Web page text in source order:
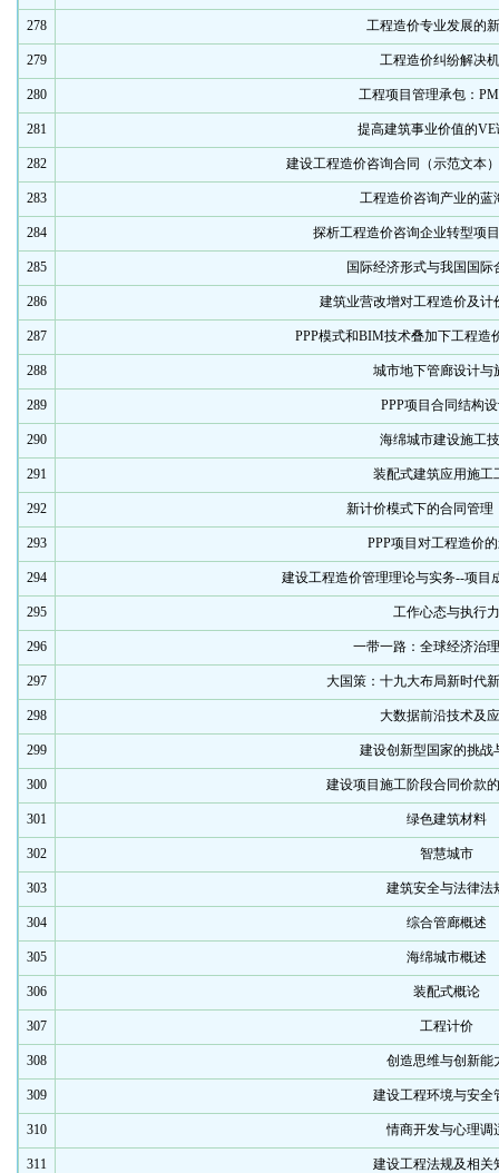
278 工程造价专业发展的
279 工程造价纠纷解决
280 工程项目管理承包：
281 提高建筑事业价值的VE
282 建设工程造价咨询合同（示范文本
283 工程造价咨询产业的蓝
284 探析工程造价咨询企业转型项
285 国际经济形式与我国国际
286 建筑业营改增对工程造价及计
287 PPP模式和BIM技术叠加下工程造
288 城市地下管廊设计与
289 PPP项目合同结构
290 海绵城市建设施工
291 装配式建筑应用施工
292 新计价模式下的合同管理
293 PPP项目对工程造价
294 建设工程造价管理理论与实务--项目
295 工作心态与执行力
296 一带一路：全球经济治
297 大国策：十九大布局新时代
298 大数据前沿技术及
299 建设创新型国家的挑战
300 建设项目施工阶段合同价款
301 绿色建筑材料
302 智慧城市
303 建筑安全与法律法
304 综合管廊概述
305 海绵城市概述
306 装配式概论
307 工程计价
308 创造思维与创新能
309 建设工程环境与安全
310 情商开发与心理调
311 建设工程法规及相关